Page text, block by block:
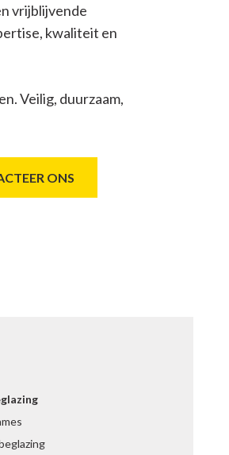
vrijblijvende
kwaliteit en
Veilig, duurzaam,
ONS